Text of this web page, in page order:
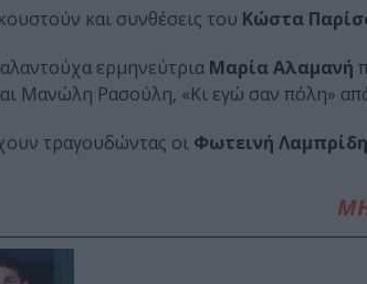
και συνθέσεις του Κώστα
ερμηνεύτρια Μαρία Αλαμανή
Μανώλη Ρασούλη, «Κι εγώ σαν πόλη»
τραγουδώντας οι Φωτεινή